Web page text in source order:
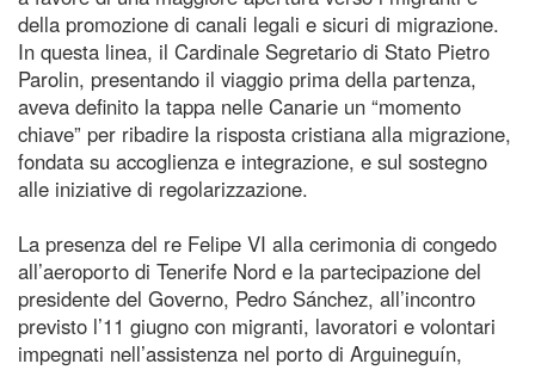
della promozione di canali legali e sicuri di migrazione.
In questa linea, il Cardinale Segretario di Stato Pietro
Parolin, presentando il viaggio prima della partenza,
aveva definito la tappa nelle Canarie un “momento
chiave” per ribadire la risposta cristiana alla migrazione,
fondata su accoglienza e integrazione, e sul sostegno
alle iniziative di regolarizzazione.
La presenza del re Felipe VI alla cerimonia di congedo
all’aeroporto di Tenerife Nord e la partecipazione del
presidente del Governo, Pedro Sánchez, all’incontro
previsto l’11 giugno con migranti, lavoratori e volontari
impegnati nell’assistenza nel porto di Arguineguín,